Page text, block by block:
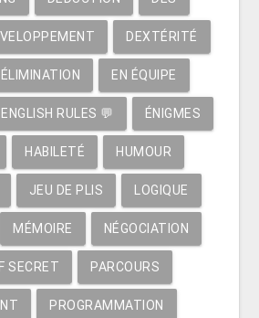
DEXTÉRITÉ
ÉLIMINATION EN ÉQUIPE
ENGLISH RULES 💬 ÉNIGMES
HABILETÉ HUMOUR
JEU DE PLIS LOGIQUE
MÉMOIRE NÉGOCIATION
SECRET PARCOURS
PROGRAMMATION